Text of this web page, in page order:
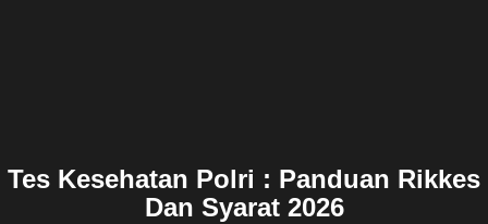
Tes Kesehatan Polri : Panduan Rikkes
Dan Syarat 2026